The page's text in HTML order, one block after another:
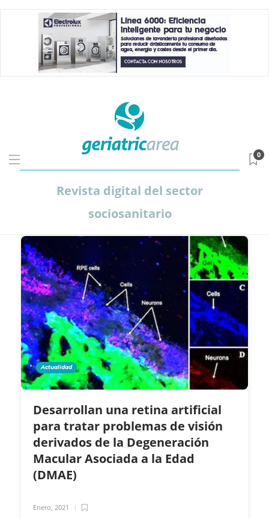
Revista digital del sector
sociosanitario
0
Actualidad
Desarrollan una retina artificial
para tratar problemas de visión
derivados de la Degeneración
Macular Asociada a la Edad
(DMAE)
Enero, 2021